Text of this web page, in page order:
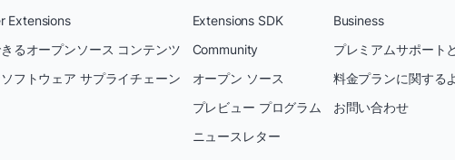
Extensions
るオープンソース コンテンツ
フトウェア サプライチェーン
Extensions SDK
Community
オープン ソース
プレビュー プログラム
ニュースレター
Business
プレミアムサポート
料金プランに関する
お問い合わせ